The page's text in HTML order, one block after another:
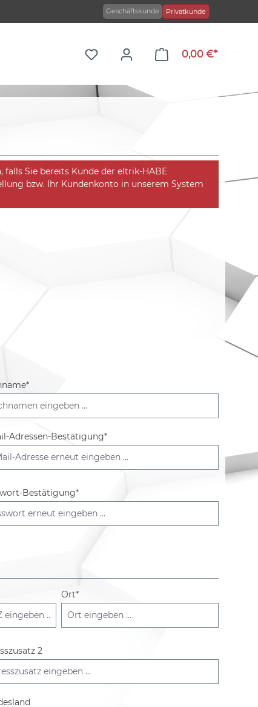
Geschäftskunde Privatkunde
0,00 €*
falls Sie bereits Kunde der eltrik-HABE
bzw. Ihr Kundenkonto in unserem System
Adressen-Bestätigung*
Bestätigung*
Ort*
2